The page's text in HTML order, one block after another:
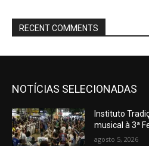
RECENT COMMENTS
NOTÍCIAS SELECIONADAS
Instituto
musical à 3ª
agosto 5, 2026